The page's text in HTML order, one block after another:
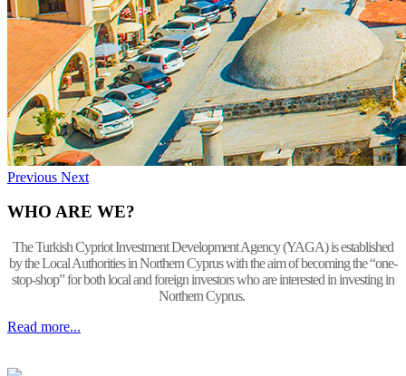
Previous Next
WHO ARE WE?
The Turkish Cypriot Investment Development Agency (YAGA) is established
by the Local Authorities in Northern Cyprus with the aim of becoming the “one-
stop-shop” for both local and foreign investors who are interested in investing in
Northern Cyprus.
Read more...